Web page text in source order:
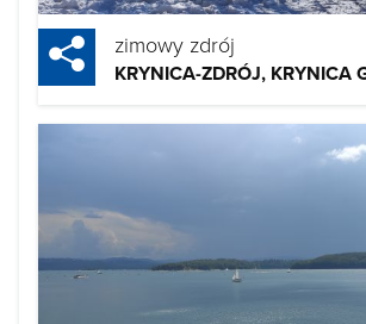
zimowy zdrój
KRYNICA-ZDRÓJ, KRYNICA